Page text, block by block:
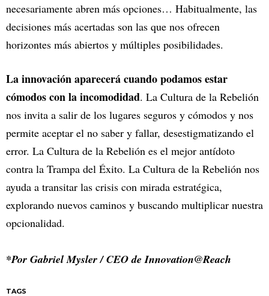
necesariamente abren más opciones… Habitualmente, las
decisiones más acertadas son las que nos ofrecen
horizontes más abiertos y múltiples posibilidades.
La innovación aparecerá cuando podamos estar
cómodos con la incomodidad. La Cultura de la Rebelión
nos invita a salir de los lugares seguros y cómodos y nos
permite aceptar el no saber y fallar, desestigmatizando el
error. La Cultura de la Rebelión es el mejor antídoto
contra la Trampa del Éxito. La Cultura de la Rebelión nos
ayuda a transitar las crisis con mirada estratégica,
explorando nuevos caminos y buscando multiplicar nuestra
opcionalidad.
*Por Gabriel Mysler / CEO de Innovation@Reach
TAGS